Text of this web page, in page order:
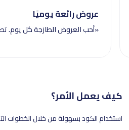
عروض رائعة يوميًا
«أحب العروض الطازجة كل يوم.
كيف يعمل الأمر؟
استخدام الكود بسهولة من خلال الخطوات